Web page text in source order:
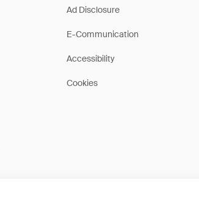
Ad Disclosure
E-Communication
Accessibility
Cookies